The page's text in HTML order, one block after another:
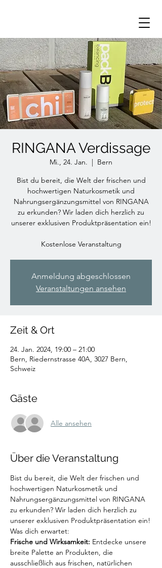
RINGANA Verdissage
Mi., 24. Jan.
  |
Bern
Bist du bereit, die Welt der frischen und
hochwertigen Naturkosmetik und
Nahrungsergänzungsmittel von RINGANA
zu erkunden? Wir laden dich herzlich zu
unserer exklusiven Produktpräsentation ein!
Kostenlose Veranstaltung
Anmeldung abgeschlossen
Veranstaltungen ansehen
Zeit & Ort
24. Jan. 2024, 19:00 – 21:00
Bern, Riedernstrasse 40A, 3027 Bern,
Schweiz
Gäste
Alle ansehen
Über die Veranstaltung
Bist du bereit, die Welt der frischen und
hochwertigen Naturkosmetik und
Nahrungsergänzungsmittel von RINGANA
zu erkunden? Wir laden dich herzlich zu
unserer exklusiven Produktpräsentation ein!
Was dich erwartet:
Frische und Wirksamkeit: Entdecke unsere
breite Palette an Produkten, die
ausschließlich aus frischen, natürlichen